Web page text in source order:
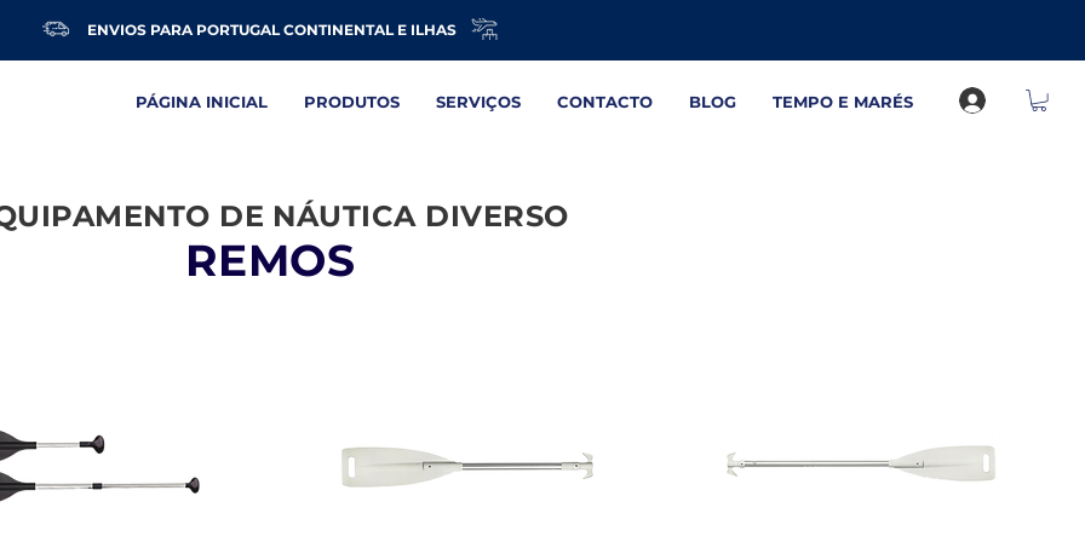
ENVIOS PARA PORTUGAL CONTINENTAL E ILHAS
PÁGINA INICIAL PRODUTOS SERVIÇOS CONTACTO BLOG TEMPO E MARÉS
DE NÁUTICA DIVERSO
REMOS